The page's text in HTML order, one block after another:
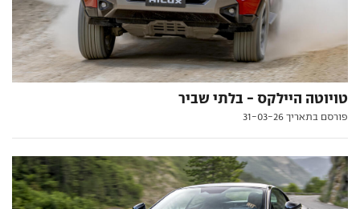
טויוטה היילקס - בלתי שביר
פורסם בתאריך 31-03-26